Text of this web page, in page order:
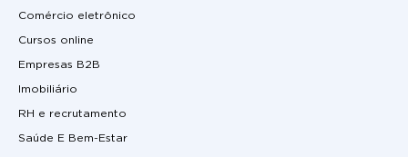
Comércio eletrônico
Cursos online
Empresas B2B
Imobiliário
RH e recrutamento
Saúde E Bem-Estar